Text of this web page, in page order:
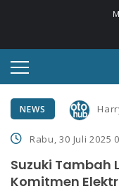
NEWS
Rabu, 30 Juli 2025
Suzuki Tambah
Komitmen